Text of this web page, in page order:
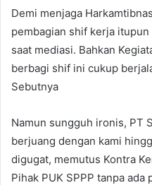
Demi menjaga
pembagian shif kerja
saat mediasi. Bahkan
berbagi shif ini cukup
Sebutnya
Namun sungguh ironis, PT
berjuang dengan kami
digugat, memutus Kontra
Pihak PUK SPPP tanpa ada